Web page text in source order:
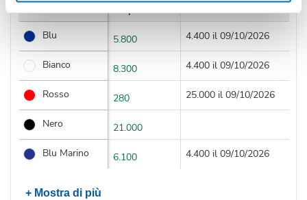
Colore Disponibilità
Prossimi arrivi
Blu
5.800 4.400 il 09/10/2026
Bianco 8.300 4.400 il 09/10/2026
Rosso 280 25.000 il 09/10/2026
Nero
21.000
Blu Marino
6.100 4.400 il 09/10/2026
+ Mostra di più